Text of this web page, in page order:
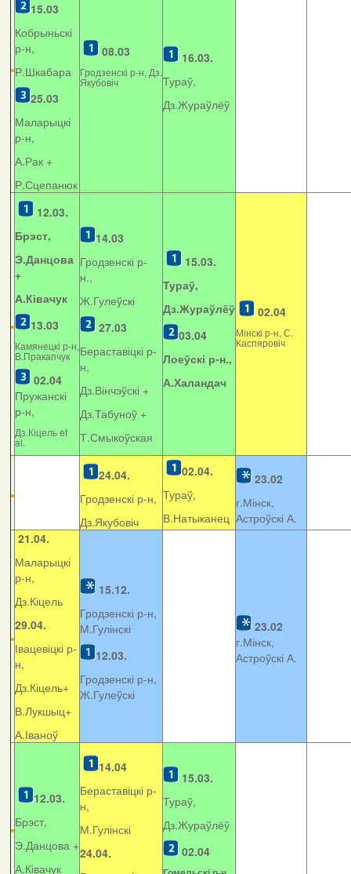
15.03
Кобрыньскі
р-н,
Р.Шкабара
25.03
Маларыцкі
р-н,
А.Рак +
Р.Сцепанюк
08.03
Гродзенскі р-н, Дз.
Якубовіч
16.03.
Тураў,
Дз.Жураўлёў
12.03.
Брэст,
Э.Данцова
+
А.Ківачук
13.03
Камянецкі р-н,
В.Пракапчук
02.04
Пружанскі
р-н,
Дз.Кіцель et
al.
14.03
Гродзенскі р-
н.,
Ж.Гулеўскі
27.03
Бераставіцкі р-
н,
Дз.Вінчэўскі +
Дз.Табуноў +
Т.Смыкоўская
15.03.
Тураў,
Дз.Жураўлёў
03.04
Лоеўскі р-н.,
А.Халандач
02.04
Мінскі р-н, С.
Каспяровіч
24.04.
Гродзенскі р-н,
Дз.Якубовіч
02.04.
Тураў,
В.Натыканец
23.02
г.Мінск,
Астроўскі А.
21.04.
Маларыцкі
р-н,
Дз.Кіцель
29.04.
Івацевіцкі р-
н,
Дз.Кіцель+
В.Лукшыц+
А.Іваноў
15.12.
Гродзенскі р-н,
М.Гулінскі
12.03.
Гродзенскі р-н,
Ж.Гулеўскі
23.02
г.Мінск,
Астроўскі А.
12.03.
Брэст,
Э.Данцова +
А.Ківачук
14.04
Бераставіцкі р-
н,
М.Гулінскі
24.04.
15.03.
Тураў,
Дз.Жураўлёў
02.04